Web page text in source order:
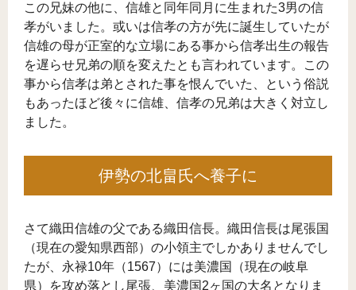
この兄妹の他に、信雄と同年同月に生まれた3男の信
孝がいました。或いは信孝の方が先に誕生していたが
信雄の母が正室的な立場にある事から信孝出生の報告
を遅らせ兄弟の順を変えたとも言われています。この
事から信孝は弟とされた事を恨んでいた、という俗説
もあったほど後々に信雄、信孝の兄弟は大きく対立し
ました。
伊勢の北畠氏へ養子に
さて織田信雄の父である織田信長。織田信長は尾張国
（現在の愛知県西部）の小領主でしかありませんでし
たが、永禄10年（1567）には美濃国（現在の岐阜
県）を攻め落とし尾張、美濃国2ヶ国の大名となりま